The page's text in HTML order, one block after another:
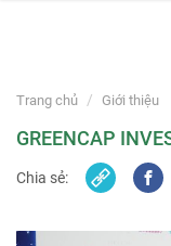
Trang chủ Giới thiệu
GREENCAP
Chia sẻ: